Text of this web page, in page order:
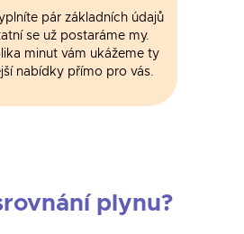
pár základních údajů
se už postaráme my.
minut vám ukážeme ty
nabídky přímo pro vás.
plynu?